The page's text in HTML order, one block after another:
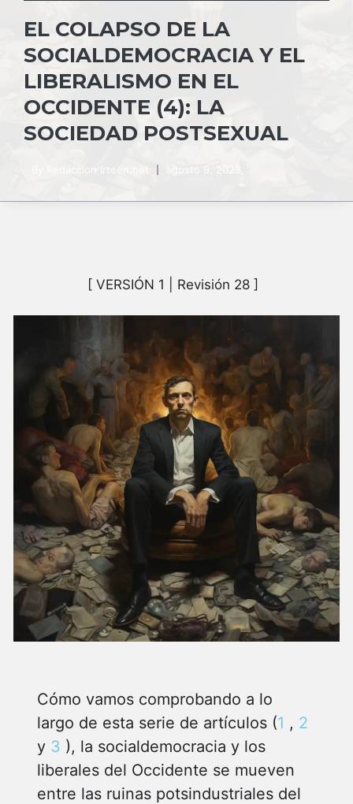
EL COLAPSO DE LA
SOCIALDEMOCRACIA Y EL
LIBERALISMO EN EL
OCCIDENTE (4): LA
SOCIEDAD POSTSEXUAL
[ VERSIÓN 1 | Revisión 28 ]
Cómo vamos comprobando a lo
largo de esta serie de artículos (1 , 2
y 3 ), la socialdemocracia y los
liberales del Occidente se mueven
entre las ruinas potsindustriales del